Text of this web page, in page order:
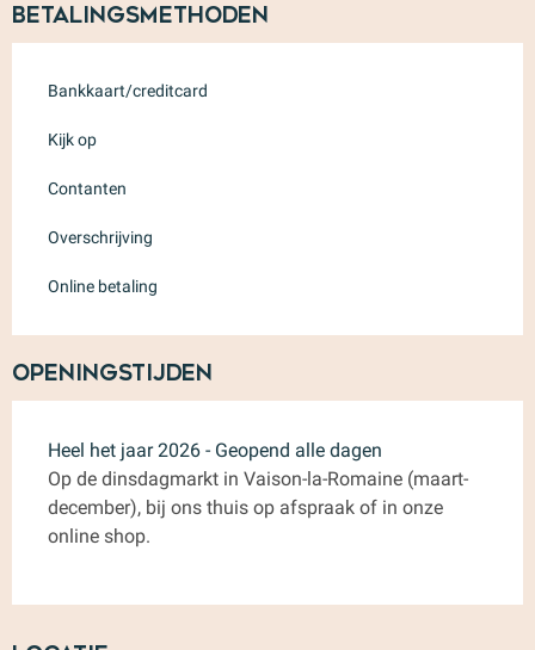
Betalingsmethoden
Bankkaart/creditcard
Kijk op
Contanten
Overschrijving
Online betaling
Openingstijden
Heel het jaar 2026 - Geopend alle dagen
Op de dinsdagmarkt in Vaison-la-Romaine (maart-
december), bij ons thuis op afspraak of in onze
online shop.